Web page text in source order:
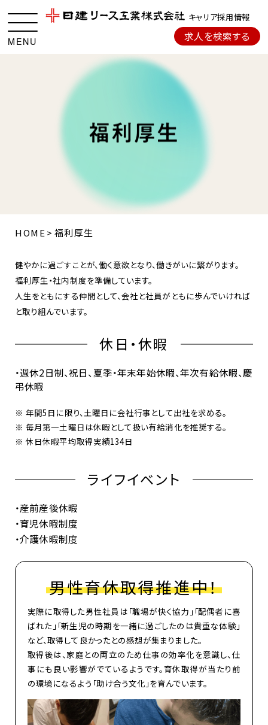
キャリア採用情報
求人を検索する
MENU
福利 厚生
HOME 福利厚生
健やかに過ごすことが、働く意欲となり、働きがいに繋がります。
福利厚生・社内制度を準備しています。
人生をともにする仲間として、会社と社員がともに歩んでいければ
と取り組んでいます。
休⽇・休暇
・週休2日制、祝日、夏季・年末年始休暇、年次有給休暇、慶
弔休暇
※ 年間5⽇に限り、⼟曜⽇に会社⾏事として出社を求める。
※ 毎⽉第⼀⼟曜⽇は休暇として扱い有給消化を推奨する。
※ 休⽇休暇平均取得実績134⽇
ライフイベント
・産前産後休暇
・育児休暇制度
・介護休暇制度
男性育休取得推進中！
実際に取得した男性社員は「職場が快く協力」「配偶者に喜
ばれた」「新生児の時期を一緒に過ごしたのは貴重な体験」
など、取得して良かったとの感想が集まりました。
取得後は、家庭との両立のため仕事の効率化を意識し、仕
事にも良い影響がでているようです。育休取得が当たり前
の環境になるよう「助け合う文化」を育んでいます。